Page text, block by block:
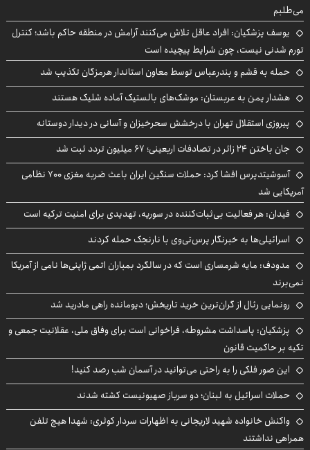
می‌طلبم
یوسف پزشکیان: افراد عاقل تلاش می‌کنند آرامش در منطقه حاکم باشد؛ کنترل
تورم شدنی نیست، چون شرایط پیچیده است
حمله به قشم و بندرعباس توسط معاون استاندار هرمزگان تکذیب شد
هشدار یمن به عربستان: موشک‌های بالستیک آماده شلیک هستند
پیروزی استقلال تهران با درخشش سحرخیزان و آسانی در دیدار دوستانه
جان باختن ۲۴ زائر در تصادفات اربعینی؛ ۶۷ میلیون تردد ثبت شد
آسوشیتدپرس افشا کرد: حملات سنگین ایران باعث ضربه مغزی ۷۰۰ نظامی
آمریکایی شد
فیدان: هر فعالیت بی‌ثبات‌کننده در سوریه، تهدیدی برای امنیت ترکیه است
اسرائیلی‌ها به خبرنگار پرس‌تی‌وی با نارنجک حمله کردند
مدودف: مایه شرمساری است که در سالگرد بمباران اتمی ژاپنی‌ها نامی از آمریکا
نمی‌برند
رونمایی رئال از گران‌ترین خرید تاریخش؛ دیومانده راهی مادرید شد
پزشکیان: پاسداشت مشروطه، فراخوانی است برای وفاق ملی، عقلانیت جمعی و
تکیه بر حاکمیت قانون
این صور فلکی را به راحتی می‌توانید در آسمان شب رصد کنید!
حملات اسرائیل به لبنان؛ دو سرباز صهیونیست کشته شدند
واکنش خانواده شهید لاریجانی به اظهارات سردار کوثری: شهدا هیچ تلفن
همراهی نداشتند